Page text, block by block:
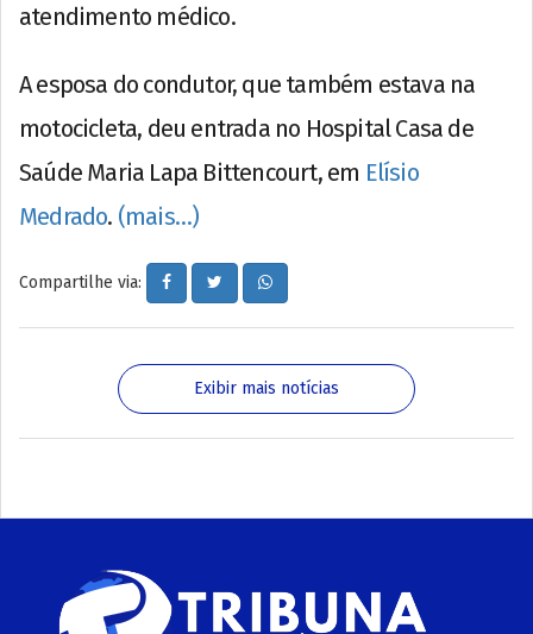
atendimento médico.
A esposa do condutor, que também estava na
motocicleta, deu entrada no Hospital Casa de
Saúde Maria Lapa Bittencourt, em Elísio
Medrado. (mais…)
Compartilhe via:
Exibir mais notícias